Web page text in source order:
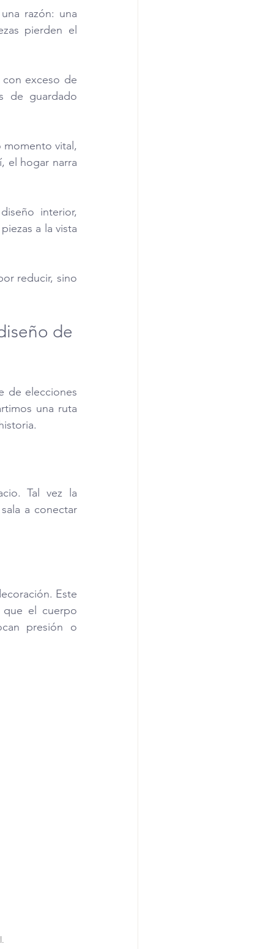
razón: una
pierden el
exceso de
de guardado
momento vital,
el hogar narra
interior,
a la vista
reducir, sino
de
de elecciones
una ruta
Tal vez la
a conectar
Este
que el cuerpo
presión o